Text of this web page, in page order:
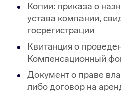
Копии: приказа о
устава компании,
госрегистрации
Квитанция о
Компенсационный
Документ о праве
либо договор на